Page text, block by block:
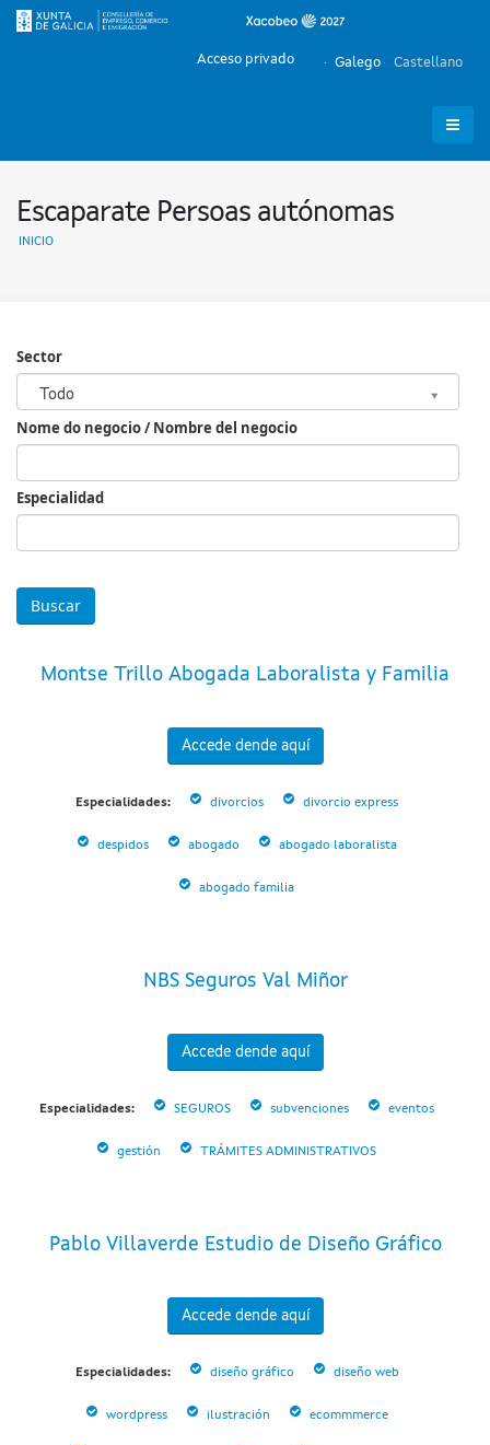
Galego Castellano
Acceso privado
Escaparate Persoas autónomas
INICIO
Sector
Todo
Sector
Nome do negocio / Nombre del negocio
Especialidad
Montse Trillo Abogada Laboralista y Familia
Accede dende aquí
Especialidades: divorcios divorcio express
despidos abogado abogado laboralista
abogado familia
NBS Seguros Val Miñor
Accede dende aquí
Especialidades: SEGUROS subvenciones eventos
gestión TRÁMITES ADMINISTRATIVOS
Pablo Villaverde Estudio de Diseño Gráfico
Accede dende aquí
Especialidades: diseño gráfico diseño web
wordpress ilustración ecommmerce